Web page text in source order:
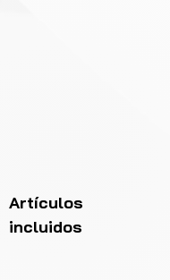
Artículos
incluidos